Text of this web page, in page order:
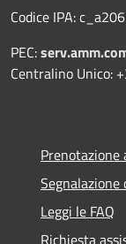
Codice IPA: c_a206
PEC:
Centralino Unico:
Segnalazione
Leggi le FAQ
Richiesta